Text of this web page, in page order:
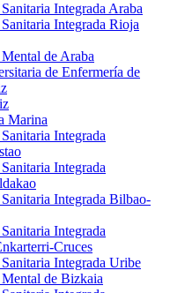
Integrada Araba
Integrada Rioja
de Araba
de Enfermería de
Marina
Integrada
Integrada
Integrada Bilbao-
Integrada
Cruces
Integrada Uribe
de Bizkaia